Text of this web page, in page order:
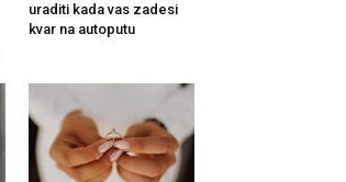
uraditi kada vas zadesi
kvar na autoputu